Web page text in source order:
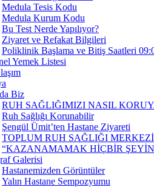
Medula Tesis Kodu
Medula Kurum Kodu
Bu Test Nerde Yapılıyor?
Ziyaret ve Refakat Bilgileri
Poliklinik Başlama ve Bitiş Saatleri
Yemek Listesi
Biz
RUH SAĞLIĞIMIZI NASIL
Ruh Sağlığı Korunabilir
Şengül Ümit’ten Hastane Ziyareti
TOPLUM RUH SAĞLIĞI
“KAZANAMAMAK HİÇBİR
Galerisi
Hastanemizden Görüntüler
Yalın Hastane Sempozyumu